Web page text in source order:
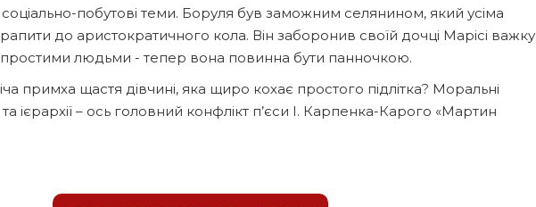
побутові теми. Боруля був заможним селянином, який усіма
до аристократичного кола. Він заборонив своїй дочці Марісі важку
простими людьми - тепер вона повинна бути панночкою.
примха щастя дівчині, яка щиро кохає простого підлітка? Моральні
та ієрархії – ось головний конфлікт п’єси І. Карпенка-Карого «Мартин